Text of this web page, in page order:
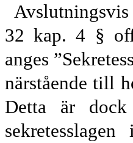
32 kap. 4 §
anges
närstående till
Detta är